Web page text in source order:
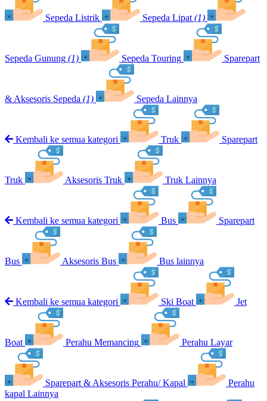
Sepeda Listrik Sepeda Lipat (1)
Sepeda Gunung (1) Sepeda Touring Sparepart
& Aksesoris Sepeda (1) Sepeda Lainnya
Kembali ke semua kategori Truk Sparepart
Truk Aksesoris Truk Truk Lainnya
Kembali ke semua kategori Bus Sparepart
Bus Aksesoris Bus Bus lainnya
Kembali ke semua kategori Ski Boat Jet
Boat Perahu Memancing Perahu Layar
Sparepart & Aksesoris Perahu/ Kapal
Perahu
kapal Lainnya